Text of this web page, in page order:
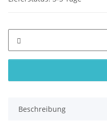
Beschreibung